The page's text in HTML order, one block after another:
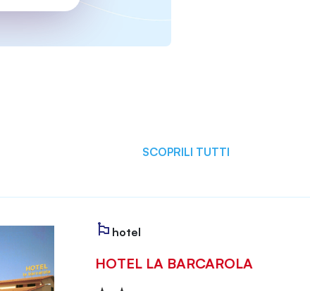
SCOPRILI TUTTI
hotel
HOTEL LA BARCAROLA